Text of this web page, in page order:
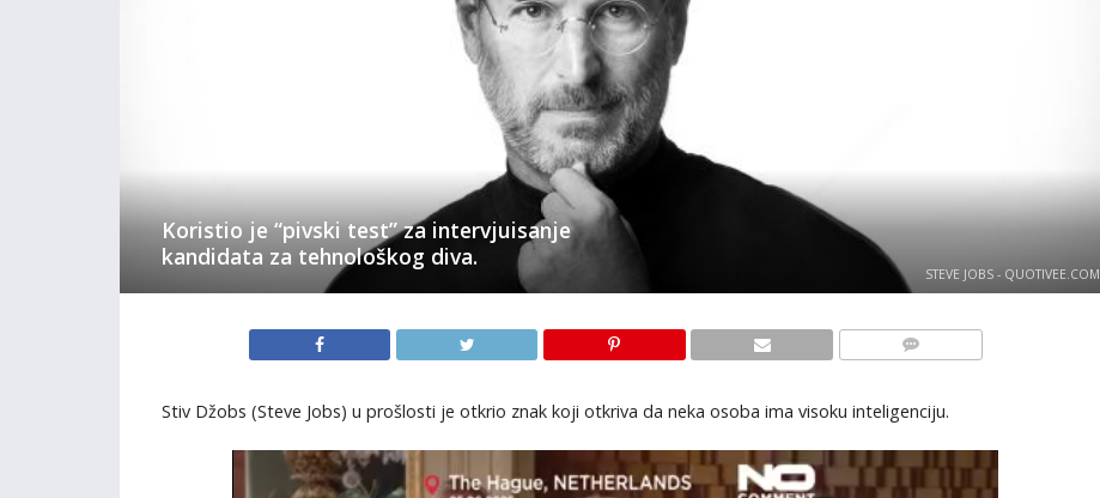
Koristio je “pivski test” za intervjuisanje
kandidata za tehnološkog diva.
STEVE JOBS - QUOTIVEE.COM
Stiv Džobs (Steve Jobs) u prošlosti je otkrio znak koji otkriva da neka osoba ima visoku inteligenciju.